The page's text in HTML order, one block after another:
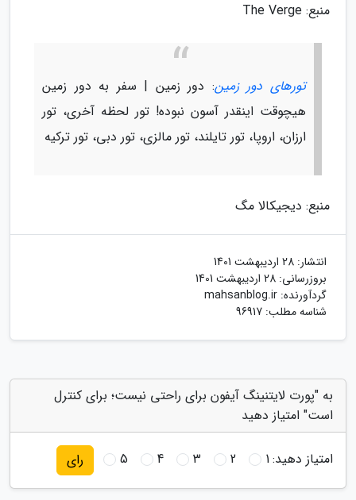
منبع: The Verge
تورهای دور زمین: دور زمین | سفر به دور زمین
هیچوقت اینقدر آسون نبوده! تور لحظه آخری، تور
ارزان، اروپا، تور تایلند، تور مالزی، تور دبی، تور ترکیه
منبع: دیجیکالا مگ
انتشار: 28 اردیبهشت 1401
بروزرسانی: 28 اردیبهشت 1401
گردآورنده: mahsanblog.ir
شناسه مطلب: 96917
به "پورت لایتنینگ آیفون برای راحتی نیست؛ برای کنترل
است" امتیاز دهید
امتیاز دهید:1
2
3
4
5 رای